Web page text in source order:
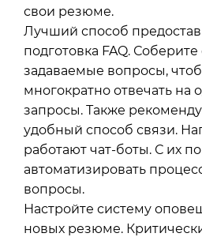
свои резюме.
Лучший способ
подготовка FAQ.
задаваемые вопросы,
многократно отвечать на
запросы. Также
удобный способ связи.
работают чат-боты. С их
автоматизировать
вопросы.
Настройте систему
новых резюме.